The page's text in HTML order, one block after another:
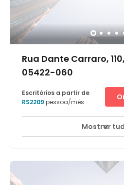
Rua Dante Carraro,
05422-060
Escritórios a partir de
R$2209 pessoa/mês
Mostrar